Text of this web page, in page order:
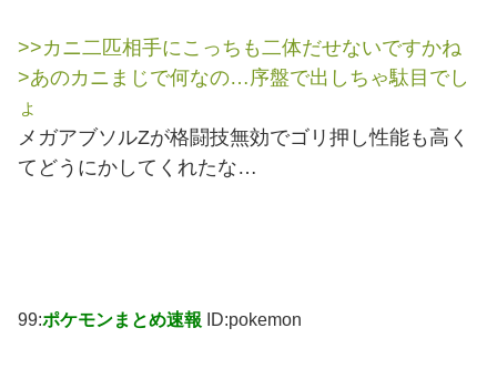
>>カニ二匹相手にこっちも二体だせないですかね
>あのカニまじで何なの…序盤で出しちゃ駄目でし
ょ
メガアブソルZが格闘技無効でゴリ押し性能も高く
てどうにかしてくれたな…
99:ポケモンまとめ速報 ID:pokemon